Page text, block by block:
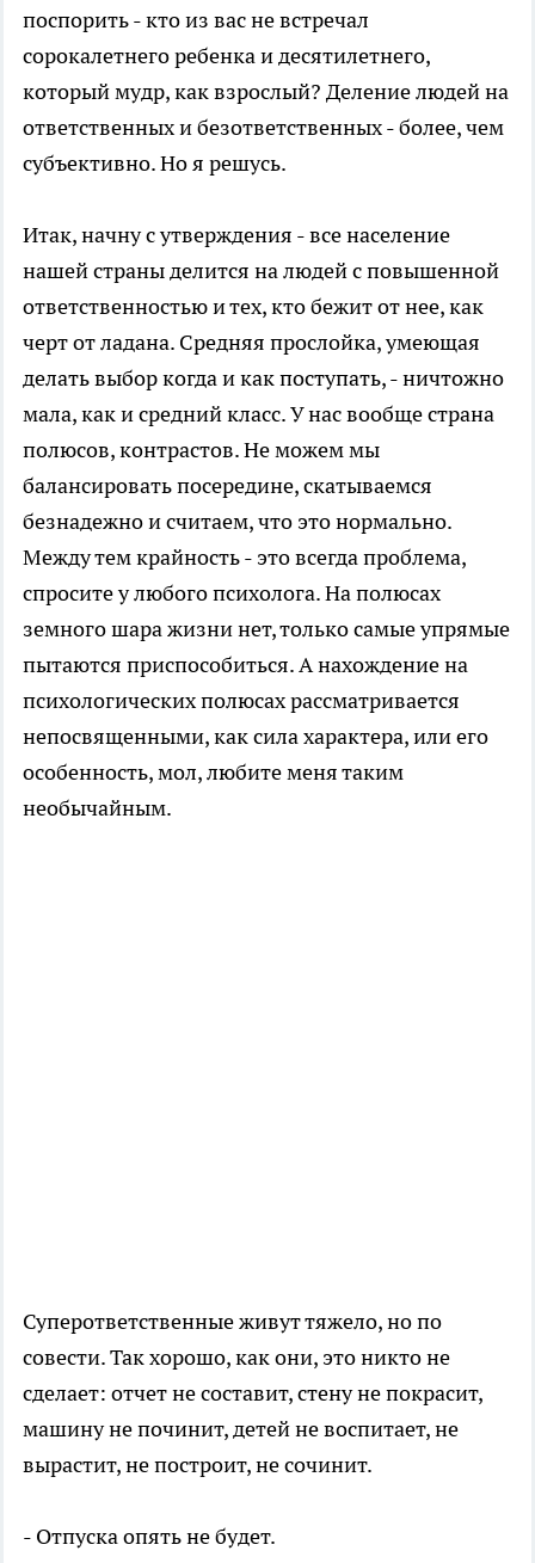
поспорить - кто из вас не встречал
сорокалетнего ребенка и десятилетнего,
который мудр, как взрослый? Деление людей на
ответственных и безответственных - более, чем
субъективно. Но я решусь.
Итак, начну с утверждения - все население
нашей страны делится на людей с повышенной
ответственностью и тех, кто бежит от нее, как
черт от ладана. Средняя прослойка, умеющая
делать выбор когда и как поступать, - ничтожно
мала, как и средний класс. У нас вообще страна
полюсов, контрастов. Не можем мы
балансировать посередине, скатываемся
безнадежно и считаем, что это нормально.
Между тем крайность - это всегда проблема,
спросите у любого психолога. На полюсах
земного шара жизни нет, только самые упрямые
пытаются приспособиться. А нахождение на
психологических полюсах рассматривается
непосвященными, как сила характера, или его
особенность, мол, любите меня таким
необычайным.
Суперответственные живут тяжело, но по
совести. Так хорошо, как они, это никто не
сделает: отчет не составит, стену не покрасит,
машину не починит, детей не воспитает, не
вырастит, не построит, не сочинит.
- Отпуска опять не будет.